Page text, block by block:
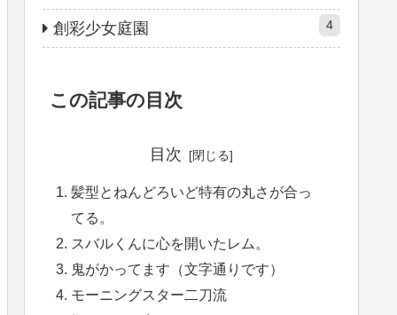
創彩少女庭園 4
この記事の目次
目次
髪型とねんどろいど特有の丸さが合っ
てる。
スバルくんに心を開いたレム。
鬼がかってます（文字通りです）
モーニングスター二刀流